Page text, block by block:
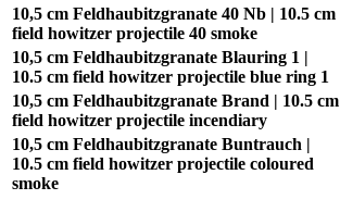
10,5 cm Feldhaubitzgranate 40 Nb | 10.5 cm
field howitzer projectile 40 smoke
10,5 cm Feldhaubitzgranate Blauring 1 |
10.5 cm field howitzer projectile blue ring 1
10,5 cm Feldhaubitzgranate Brand | 10.5 cm
field howitzer projectile incendiary
10,5 cm Feldhaubitzgranate Buntrauch |
10.5 cm field howitzer projectile coloured
smoke